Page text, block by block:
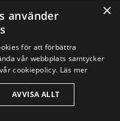
×
använder
för att förbättra
vår webbplats samtycker
cookiepolicy. Läs mer
AVVISA ALLT